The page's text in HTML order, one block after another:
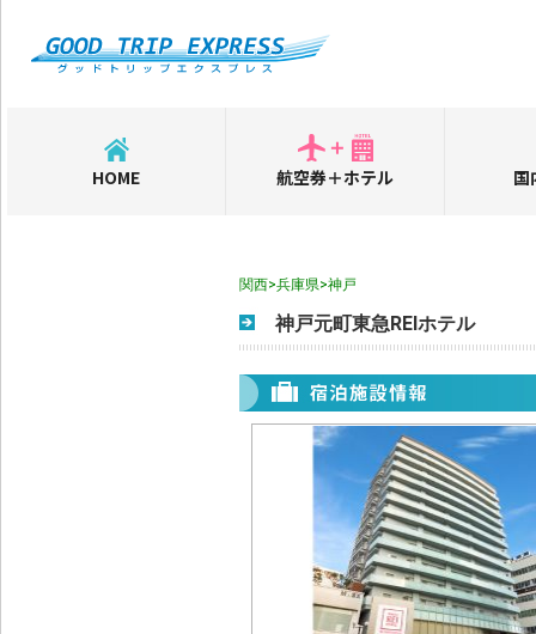
HOME 航空券＋ホテル 国
関西>兵庫県>神戸
神戸元町東急REIホテル